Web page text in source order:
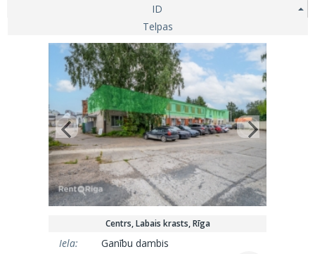
ID
Telpas
Centrs, Labais krasts, Rīga
Iela:
Ganību dambis